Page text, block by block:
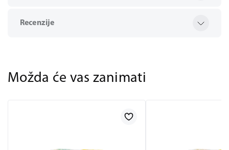
Recenzije
Možda će vas zanimati